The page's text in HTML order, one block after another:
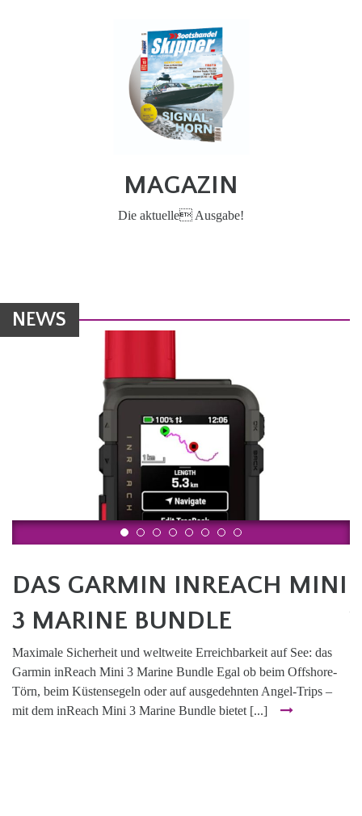
MAGAZIN
Die aktuelle Ausgabe!
NEWS
6. Juli 2026
DAS GARMIN INREACH MINI
3 MARINE BUNDLE
Maximale Sicherheit und weltweite Erreichbarkeit auf See: das
Garmin inReach Mini 3 Marine Bundle Egal ob beim Offshore-
Törn, beim Küstensegeln oder auf ausgedehnten Angel-Trips –
mit dem inReach Mini 3 Marine Bundle bietet [...]